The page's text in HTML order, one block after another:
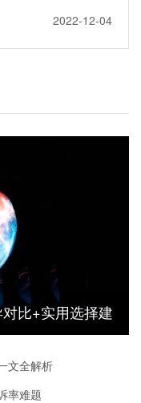
2022-12-04
比+实用选择建
文全解析
率难题